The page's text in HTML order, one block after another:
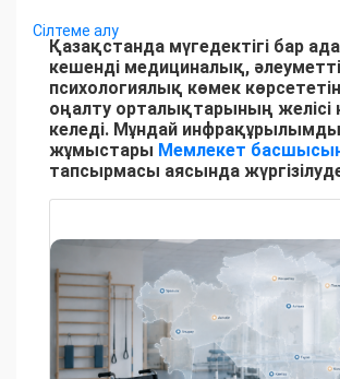
Сілтеме алу
Қазақстанда мүгедектігі бар
кешенді медициналық,
психологиялық көмек
оңалту орталықтарының желісі
келеді. Мұндай
жұмыстары Мемлекет
тапсырмасы аясында